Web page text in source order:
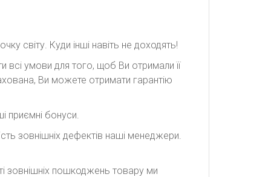
світу. Куди інші навіть не доходять!
умови для того, щоб Ви отримали її
Ви можете отримати гарантію
приємні бонуси.
зовнішніх дефектів наші менеджери.
зовнішніх пошкоджень товару ми